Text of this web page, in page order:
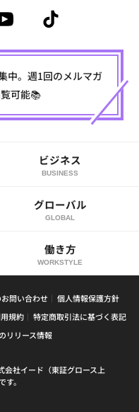
中。週1回のメルマガ
可能📚
ビジネス
BUSINESS
グローバル
GLOBAL
働き方
WORKSTYLE
問い合わせ
個人情報保護方針
規約
特定商取引法に基づく表記
リリース情報
会社イード（東証グロース上
。